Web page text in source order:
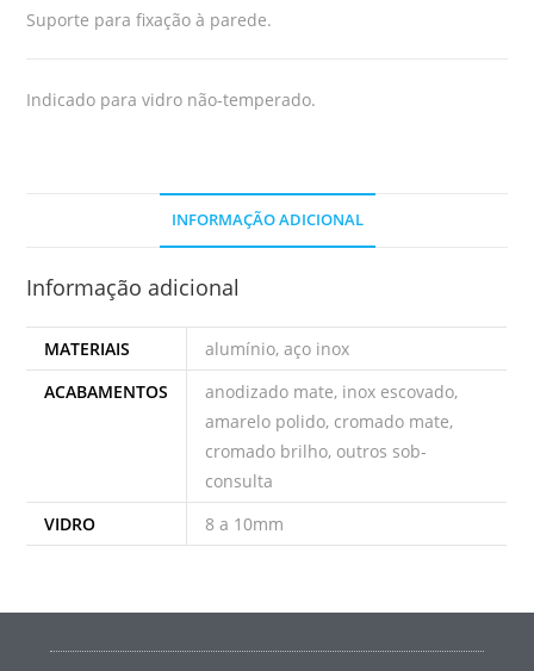
Suporte para fixação à parede.
Indicado para vidro não-temperado.
INFORMAÇÃO ADICIONAL
Informação adicional
MATERIAIS
alumínio, aço inox
ACABAMENTOS
anodizado mate, inox escovado,
amarelo polido, cromado mate,
cromado brilho, outros sob-
consulta
VIDRO
8 a 10mm